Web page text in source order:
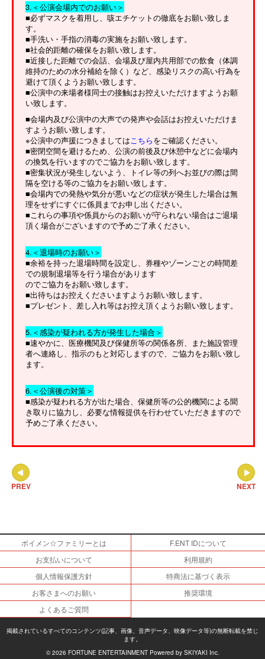
3.＜公演会場内でのお願い＞
■必ずマスクを着用し、咳エチケットの徹底をお願い致しま
す。
■手洗い・手指の消毒の実施をお願い致します。
■社会的距離の確保をお願い致します。
■近接した距離での会話、会場及び屋内共用部での飲食（体調
維持のための水分補給を除く）など、感染リスクの高い行為を
避けて頂くようお願い致します。
■公演中の来場者様同士の接触はお控えいただけますようお願
い致します。
■会場内及び公演中の大声での発声や会話はお控えいただけま
すようお願い致します。
※公演中の声援につきましては こちらをご確認ください。
■密閉空間を避けるため、公演の前後及び休憩中などに会場内
の換気を行いますのでご協力をお願い致します。
■密集状況が発生しないよう、トイレ等の列へお並びの際は間
隔を空ける等のご協力をお願い致します。
■会場内での発熱や気分が悪いなどの症状が発生した場合は無
理をせずにすぐに係員までお申し出ください。
■これらの事項や係員からのお願いが守られない場合はご退場
頂く場合がございますので予めご了承ください。
4.＜退場時のお願い＞
■余裕を持った退場時間を設定し、券種やゾーンごとの時間差
での規制退場等を行う場合があります
のでご協力をお願い致します。
■出待ちはお控えくださいますようお願い致します。
■プレゼント、差し入れ等はお控え頂くようお願い致します。
5.＜感染が疑われる方が発生した場合＞
■速やかに、医療機関及び保健所等の関係各所、また施設管理
者へ連絡し、指示のもと対応しますので、ご協力をお願い致し
ます。
6.＜公演後の対策＞
■感染が疑われる方が出た場合、保健所等の公的機関による聞
き取りに協力し、必要な情報提供を行わせていただきますので
予めご了承ください。
NEXT
PREV
ボイメン☆ファミリーとは
F.ENT IDについて
お支払いについて
利用規約
個人情報保護方針
特商法に基づく表示
お客さまへのお願い
推奨環境
よくあるご質問
掲載されているすべてのコンテンツ(記事、画像、音声データ、映像データ等)の無断転載を禁じ
ます。
© 2026 FORTUNE ENTERTAINMENT Powered by SKIYAKI Inc.